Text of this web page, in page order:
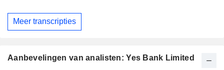
Meer transcripties
Aanbevelingen van analisten: Yes Bank Limited